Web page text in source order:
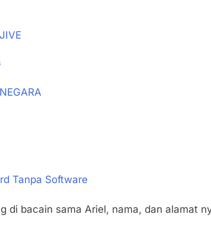
Tanpa Software
di bacain sama Ariel, nama, dan alamat